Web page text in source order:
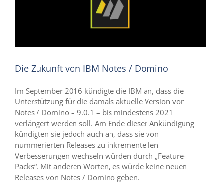
Die Zukunft von IBM Notes / Domino
Im September 2016 kündigte die IBM an, dass die
Unterstützung für die damals aktuelle Version von
Notes / Domino – 9.0.1 – bis mindestens 2021
verlängert werden soll. Am Ende dieser Ankündigung
kündigten sie jedoch auch an, dass sie von
nummerierten Releases zu inkrementellen
Verbesserungen wechseln würden durch „Feature-
Packs“. Mit anderen Worten, es würde keine neuen
Releases von Notes / Domino geben.